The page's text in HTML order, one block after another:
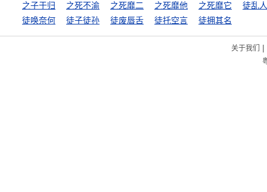
之子于归
之死不渝 之死靡二 之死靡他 之死靡它
徒乱
徒唤奈何
徒子徒孙 徒废唇舌 徒托空言 徒拥其名
关于我们 |